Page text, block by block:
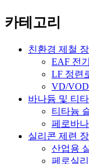
카테고리
친환경 제철 장
EAF 전
LF 정련
VD/VOD
바나듐 및 티
티타늄
페로바
실리콘 제련 장
산업용
페로실